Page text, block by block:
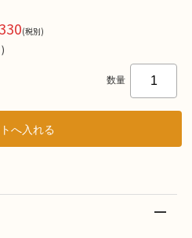
(税別)
数量